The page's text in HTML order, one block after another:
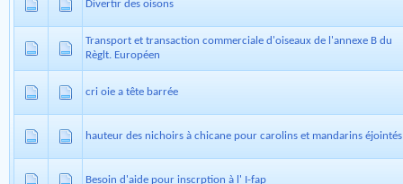
Divertir des oisons
Transport et transaction commerciale d'oiseaux de l'annexe B du
Règlt. Européen
cri oie a tête barrée
hauteur des nichoirs à chicane pour carolins et mandarins éjointés
Besoin d'aide pour inscrption à l' I-fap